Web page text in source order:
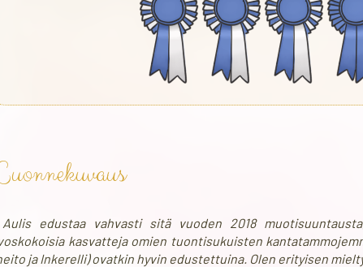
Aulis edustaa vahvasti sitä vuoden 2018
kasvatteja omien tuontisukuisten
ja Inkerelli) ovatkin hyvin edustettuina. Olen erityisen